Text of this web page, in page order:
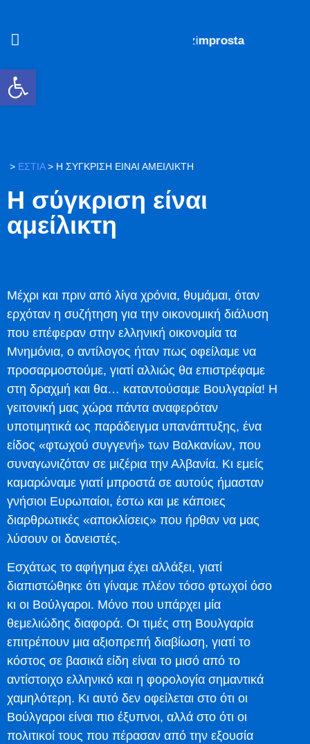
Ανοίξτε τη γραμμή εργαλείων
mprosta
> ΕΣΤΙΑ> Η ΣΎΓΚΡΙΣΗ ΕΊΝΑΙ ΑΜΕΊΛΙΚΤΗ
Η σύγκριση είναι
αμείλικτη
Μέχρι και πριν από λίγα χρόνια, θυμάμαι, όταν
ερχόταν η συζήτηση για την οικονομική διάλυση
που επέφεραν στην ελληνική οικονομία τα
Μνημόνια, ο αντίλογος ήταν πως οφείλαμε να
προσαρμοστούμε, γιατί αλλιώς θα επιστρέφαμε
στη δραχμή και θα… καταντούσαμε Βουλγαρία! Η
γειτονική μας χώρα πάντα αναφερόταν
υποτιμητικά ως παράδειγμα υπανάπτυξης, ένα
είδος «φτωχού συγγενή» των Βαλκανίων, που
συναγωνιζόταν σε μιζέρια την Αλβανία. Κι εμείς
καμαρώναμε γιατί μπροστά σε αυτούς ήμασταν
γνήσιοι Ευρωπαίοι, έστω και με κάποιες
διαρθρωτικές «αποκλίσεις» που ήρθαν να μας
λύσουν οι δανειστές.
Εσχάτως το αφήγημα έχει αλλάξει, γιατί
διαπιστώθηκε ότι γίναμε πλέον τόσο φτωχοί όσο
κι οι Βούλγαροι. Μόνο που υπάρχει μία
θεμελιώδης διαφορά. Οι τιμές στη Βουλγαρία
επιτρέπουν μια αξιοπρεπή διαβίωση, γιατί το
κόστος σε βασικά είδη είναι το μισό από το
αντίστοιχο ελληνικό και η φορολογία σημαντικά
χαμηλότερη. Κι αυτό δεν οφείλεται στο ότι οι
Βούλγαροι είναι πιο έξυπνοι, αλλά στο ότι οι
πολιτικοί τους που πέρασαν από την εξουσία